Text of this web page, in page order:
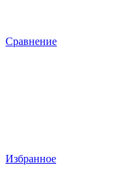
Сравнение
Избранное